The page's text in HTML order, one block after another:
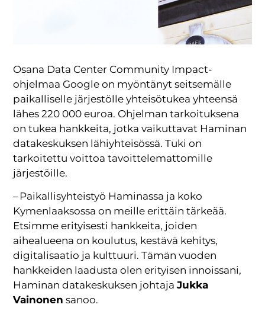
Osana Data Center Community Impact-
ohjelmaa Google on myöntänyt seitsemälle
paikalliselle järjestölle yhteisötukea yhteensä
lähes 220 000 euroa. Ohjelman tarkoituksena
on tukea hankkeita, jotka vaikuttavat Haminan
datakeskuksen lähiyhteisössä. Tuki on
tarkoitettu voittoa tavoittelemattomille
järjestöille.
– Paikallisyhteistyö Haminassa ja koko
Kymenlaaksossa on meille erittäin tärkeää.
Etsimme erityisesti hankkeita, joiden
aihealueena on koulutus, kestävä kehitys,
digitalisaatio ja kulttuuri. Tämän vuoden
hankkeiden laadusta olen erityisen innoissani,
Haminan datakeskuksen johtajaJukka
Vainonen sanoo.